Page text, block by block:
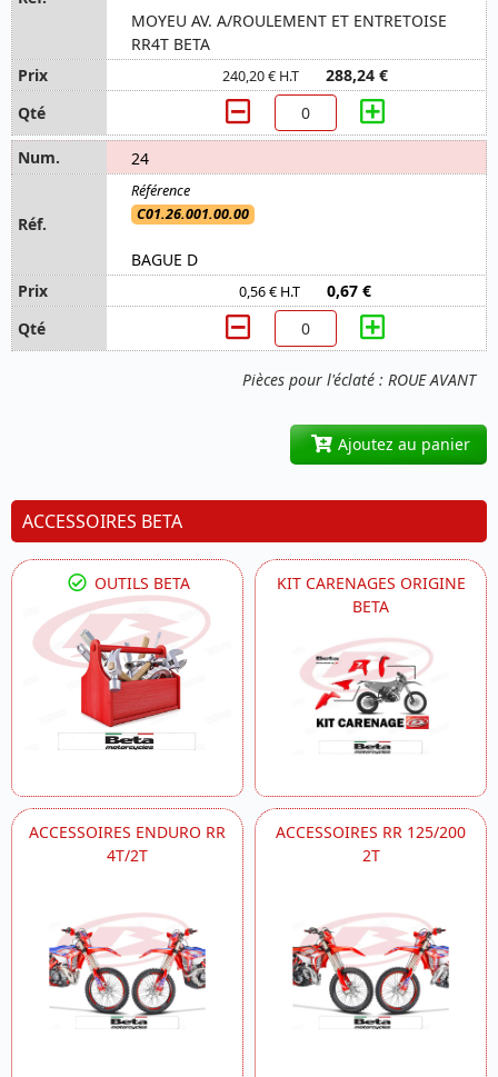
Pièces pour l'éclaté : ROUE AVANT
MOYEU AV. A/ROULEMENT ET ENTRETOISE
RR4T BETA
240,20 € H.T 288,24 €
24
C01.26.001.00.00
BAGUE D
0,56 € H.T 0,67 €
Ajoutez au panier
ACCESSOIRES BETA
OUTILS BETA
KIT CARENAGES ORIGINE
BETA
ACCESSOIRES ENDURO RR
4T/2T
ACCESSOIRES RR 125/200
2T